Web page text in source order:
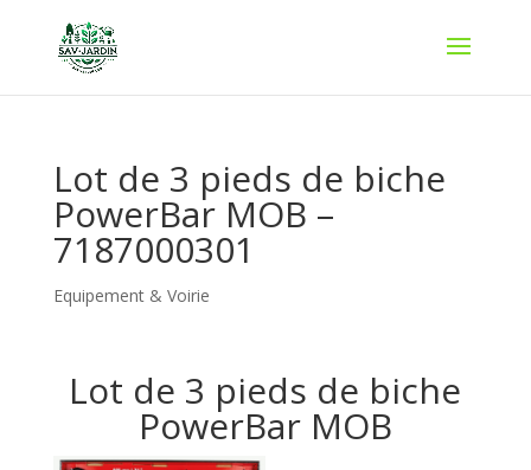
Lot de 3 pieds de biche
PowerBar MOB –
7187000301
Equipement & Voirie
Lot de 3 pieds de biche
PowerBar MOB